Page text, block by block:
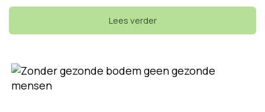
Lees verder